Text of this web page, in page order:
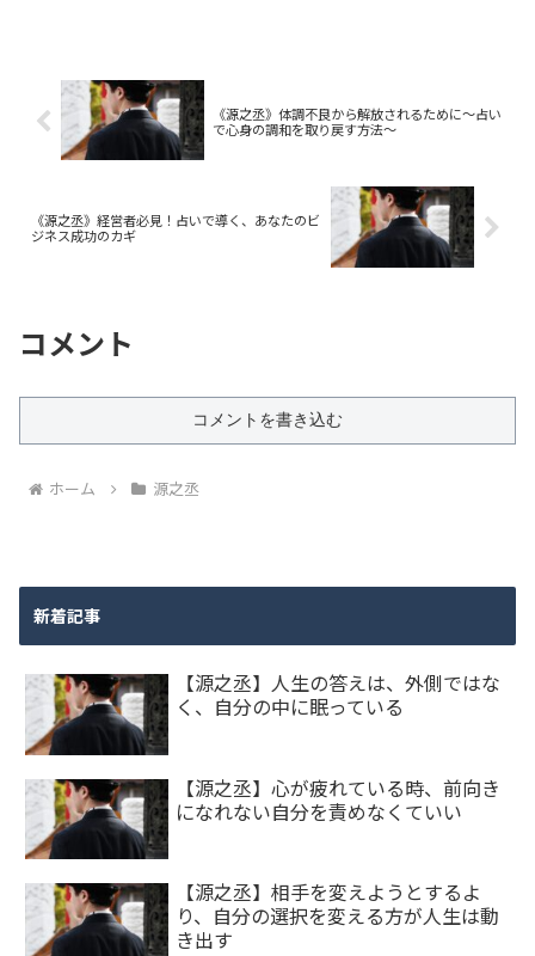
《源之丞》体調不良から解放されるために～占い
で心身の調和を取り戻す方法～
《源之丞》経営者必見！占いで導く、あなたのビ
ジネス成功のカギ
コメント
コメントを書き込む
ホーム 源之丞
新着記事
【源之丞】人生の答えは、外側ではな
く、自分の中に眠っている
【源之丞】心が疲れている時、前向き
になれない自分を責めなくていい
【源之丞】相手を変えようとするよ
り、自分の選択を変える方が人生は動
き出す